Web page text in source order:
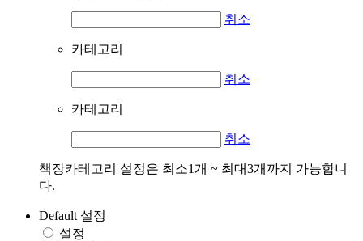
취소
카테고리
취소
카테고리
취소
책장카테고리 설정은 최소1개 ~ 최대3개까지 가능합니
다.
Default 설정
설정